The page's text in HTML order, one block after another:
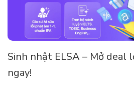
Sinh nhật ELSA – Mở deal
ngay!